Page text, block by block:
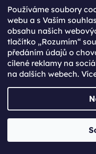
Používáme soubory
webu a s Vaším
obsahu našich
tlačítko „Rozumím“
předáním údajů o
cílené reklamy na
na dalších webech.
Poznej
Jabkolevně